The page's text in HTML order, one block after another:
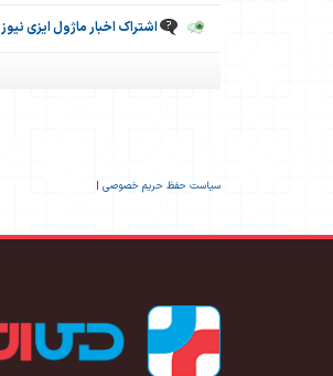
اشتراک اخبار ماژول ایزی
سیاست حفظ حریم خصوصی |